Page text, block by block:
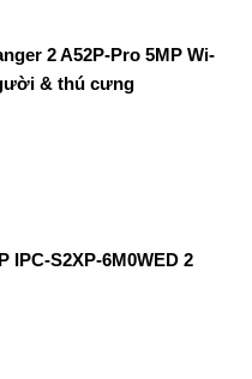
2 A52P-Pro 5MP Wi-
& thú cưng
IPC-S2XP-6M0WED 2